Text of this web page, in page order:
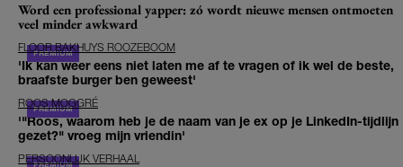
Word een professional yapper: zó wordt nieuwe mensen ontmoeten
veel minder awkward
FLOOR BAKHUYS ROOZEBOOM
'Ik kan weer eens niet laten me af te vragen of ik wel de beste,
braafste burger ben geweest'
ROOS MOGGRÉ
'"Roos, waarom heb je de naam van je ex op je LinkedIn-tijdlijn
gezet?" vroeg mijn vriendin'
PERSOONLIJK VERHAAL